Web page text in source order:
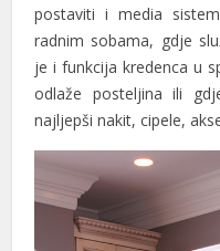
Escort
panel
giriş
postaviti i media
radnim sobama, gdje
je i funkcija kredenca u
odlaže posteljina ili
najljepši nakit, cipele,